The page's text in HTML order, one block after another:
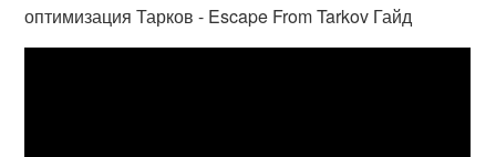
оптимизация Тарков - Escape From Tarkov Гайд